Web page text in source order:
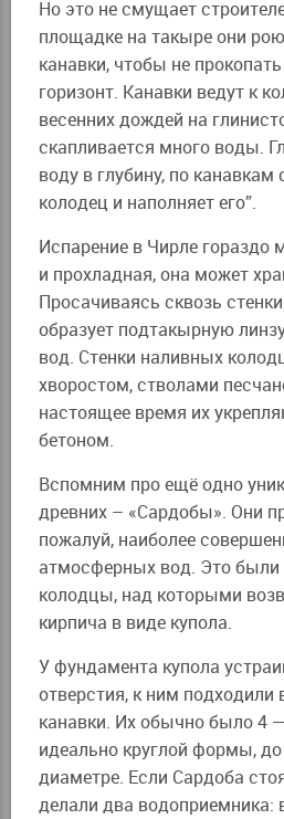
Но это не смущает
площадке на такыре они
канавки, чтобы не
горизонт. Канавки ведут к
весенних дождей на
скапливается много воды.
воду в глубину, по канавкам
колодец и наполняет его”.
Испарение в Чирле гораздо
и прохладная, она может
Просачиваясь сквозь
образует подтакырную
вод. Стенки наливных
хворостом, стволами
настоящее время их
бетоном.
Вспомним про ещё одно
древних – «Сардобы». Они
пожалуй, наиболее
атмосферных вод. Это
колодцы, над которыми
кирпича в виде купола.
У фундамента купола
отверстия, к ним
канавки. Их обычно было 4
идеально круглой формы,
диаметре. Если Сардоба
делали два водоприемника: